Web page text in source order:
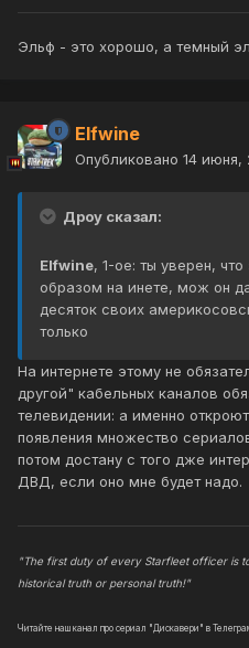
Эльф - это хорошо, а темный
Elfwine
Опубликовано 14 июня,
Дроу сказал:
Elfwine, 1-ое: ты уверен,
образом на инете, мож он
десяток своих
только
На интернете этому не
другой" кабельных каналов
телевидении: а именно
появления множество
потом достану с того дже
ДВД, если оно мне будет надо.
"The first duty of every Starfleet officer is
historical truth or personal truth!"
Читайте наш канал про сериал "Дискавери" в